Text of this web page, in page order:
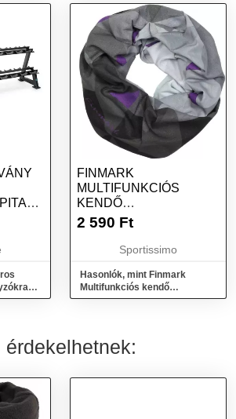
FINMARK
MULTIFUNKCIÓS
KENDŐ
MULTIFUNKCIÓS
SÖTÉTSZÜRKE,
2 590 Ft
Sportissimo
Hasonlók, mint Finmark
Multifunkciós kendő
Multifunkciós kendő,